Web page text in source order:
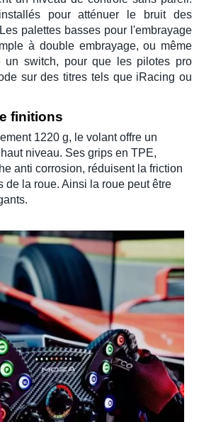
pour atténuer le bruit des
palettes basses pour l'embrayage
à double embrayage, ou même
un switch, pour que les pilotes pro
sur des titres tels que iRacing ou
finitions
1220 g, le volantoffre un
niveau. Ses grips en TPE,
anti corrosion, réduisent la friction
de la roue. Ainsi la roue peut être